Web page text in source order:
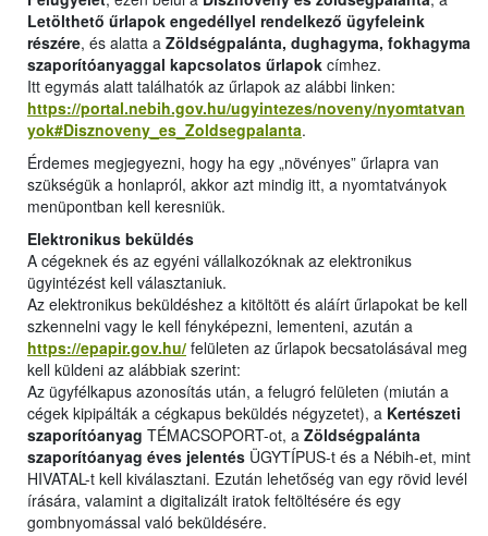
Letölthető űrlapok engedéllyel rendelkező ügyfeleink
részére, és alatta a Zöldségpalánta, dughagyma, fokhagyma
szaporítóanyaggal kapcsolatos űrlapok címhez.
Itt egymás alatt találhatók az űrlapok az alábbi linken:
https://portal.nebih.gov.hu/ugyintezes/noveny/nyomtatvan
yok#Disznoveny_es_Zoldsegpalanta.
Érdemes megjegyezni, hogy ha egy „növényes” űrlapra van
szükségük a honlapról, akkor azt mindig itt, a nyomtatványok
menüpontban kell keresniük.
Elektronikus beküldés
A cégeknek és az egyéni vállalkozóknak az elektronikus
ügyintézést kell választaniuk.
Az elektronikus beküldéshez a kitöltött és aláírt űrlapokat be kell
szkennelni vagy le kell fényképezni, lementeni, azután a
https://epapir.gov.hu/ felületen az űrlapok becsatolásával meg
kell küldeni az alábbiak szerint:
Az ügyfélkapus azonosítás után, a felugró felületen (miután a
cégek kipipálták a cégkapus beküldés négyzetet), a Kertészeti
szaporítóanyag TÉMACSOPORT-ot, a Zöldségpalánta
szaporítóanyag éves jelentés ÜGYTÍPUS-t és a Nébih-et, mint
HIVATAL-t kell kiválasztani. Ezután lehetőség van egy rövid levél
írására, valamint a digitalizált iratok feltöltésére és egy
gombnyomással való beküldésére.